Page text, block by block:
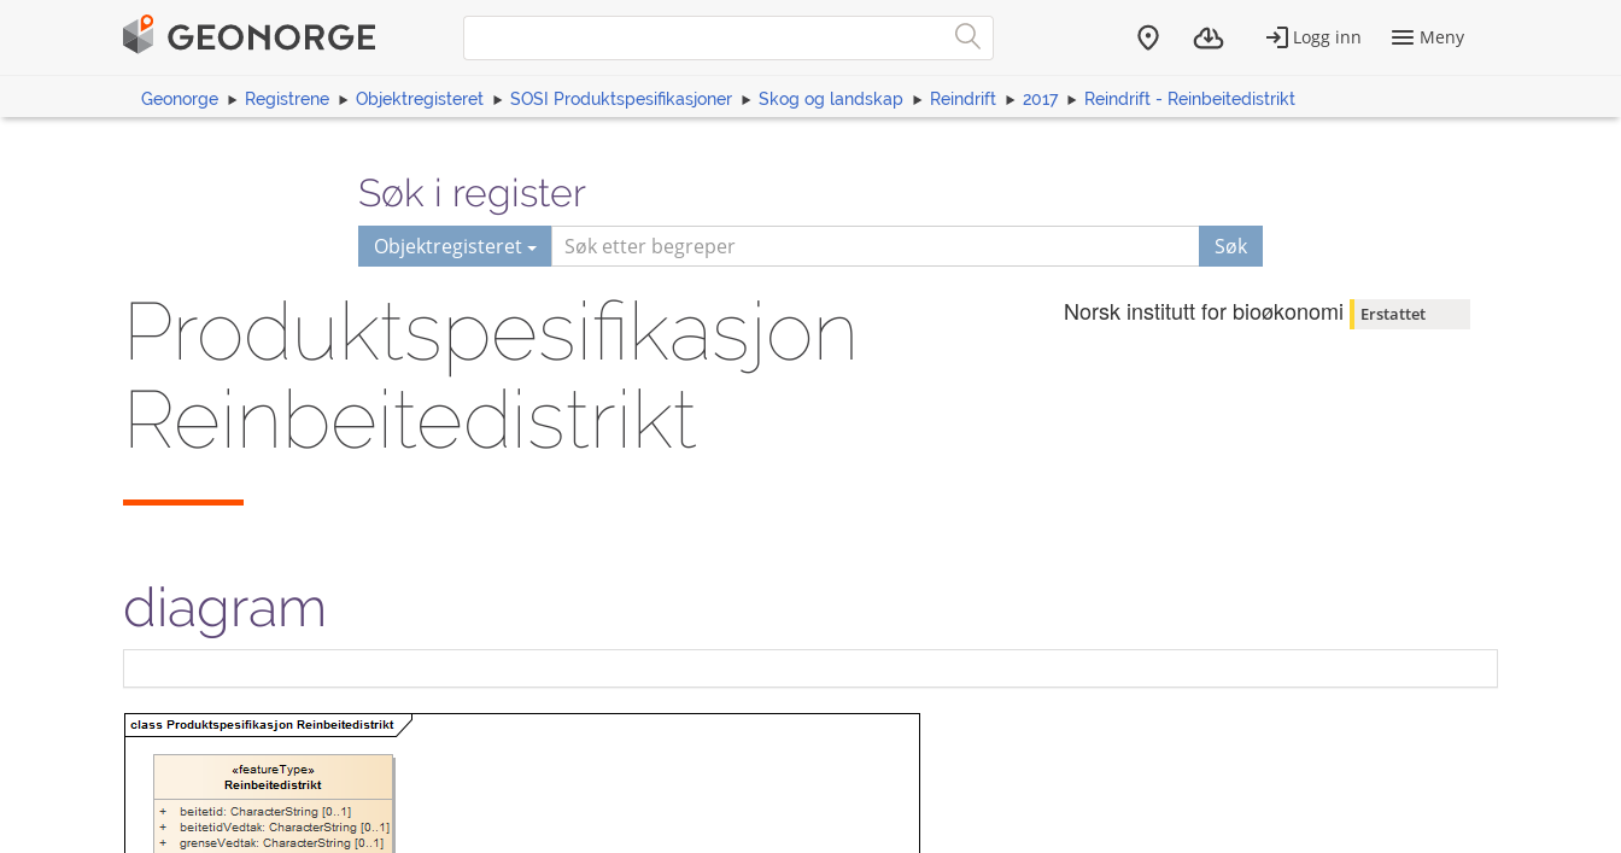
Geonorge Registrene Objektregisteret SOSI Produktspesifikasjoner Skog og landskap Reindrift 2017 Reindrift - Reinbeitedistrikt
Søk i register
Objektregisteret Søk
Produktspesifikasjon
Reinbeitedistrikt
diagram
Norsk institutt for bioøkonomi Erstattet